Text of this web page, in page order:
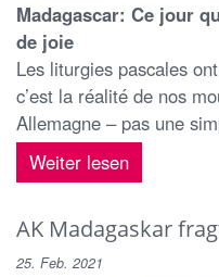
Madagascar: Ce jour
de joie
Les liturgies pascales
c’est la réalité de nos
Allemagne – pas une
Weiter lesen
AK Madagaskar
25. Feb. 2021